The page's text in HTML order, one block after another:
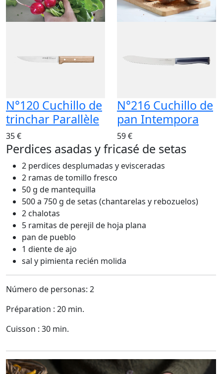
N°120 Cuchillo de
trinchar Parallèle
35 €
N°216 Cuchillo de
pan Intempora
59 €
Perdices asadas y fricasé de setas
2 perdices desplumadas y evisceradas
2 ramas de tomillo fresco
50 g de mantequilla
500 a 750 g de setas (chantarelas y rebozuelos)
2 chalotas
5 ramitas de perejil de hoja plana
pan de pueblo
1 diente de ajo
sal y pimienta recién molida
Número de personas: 2
Préparation : 20 min.
Cuisson : 30 min.